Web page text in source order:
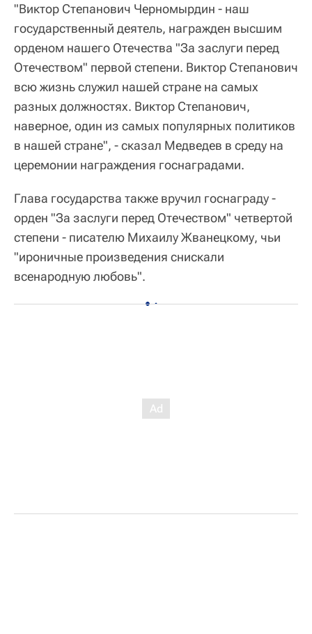
"Виктор Степанович Черномырдин - наш
государственный деятель, награжден высшим
орденом нашего Отечества "За заслуги перед
Отечеством" первой степени. Виктор Степанович
всю жизнь служил нашей стране на самых
разных должностях. Виктор Степанович,
наверное, один из самых популярных политиков
в нашей стране", - сказал Медведев в среду на
церемонии награждения госнаградами.
Глава государства также вручил госнаграду -
орден "За заслуги перед Отечеством" четвертой
степени - писателю Михаилу Жванецкому, чьи
"ироничные произведения снискали
всенародную любовь".